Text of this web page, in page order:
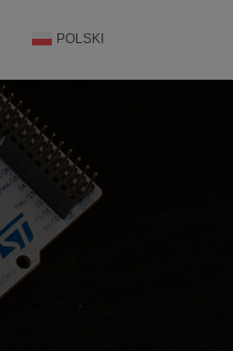
POLSKI